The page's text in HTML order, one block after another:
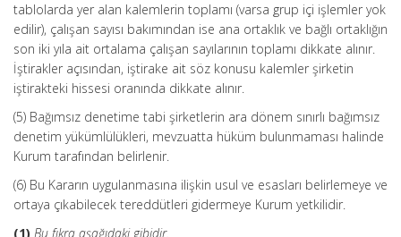
tablolarda yer alan kalemlerin toplamı (varsa grup içi işlemler yok
edilir), çalışan sayısı bakımından ise ana ortaklık ve bağlı ortaklığın
son iki yıla ait ortalama çalışan sayılarının toplamı dikkate alınır.
İştirakler açısından, iştirake ait söz konusu kalemler şirketin
iştirakteki hissesi oranında dikkate alınır.
(5) Bağımsız denetime tabi şirketlerin ara dönem sınırlı bağımsız
denetim yükümlülükleri, mevzuatta hüküm bulunmaması halinde
Kurum tarafından belirlenir.
(6) Bu Kararın uygulanmasına ilişkin usul ve esasları belirlemeye ve
ortaya çıkabilecek tereddütleri gidermeye Kurum yetkilidir.
(1) Bu fıkra aşağıdaki gibidir.